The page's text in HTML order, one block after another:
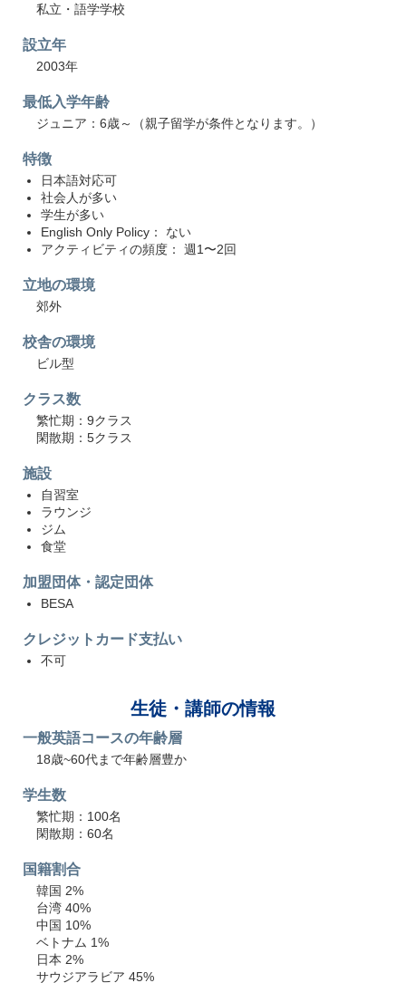
私立・語学学校
設立年
2003年
最低入学年齢
ジュニア：6歳～（親子留学が条件となります。）
特徴
日本語対応可
社会人が多い
学生が多い
English Only Policy： ない
アクティビティの頻度： 週1〜2回
立地の環境
郊外
校舎の環境
ビル型
クラス数
繁忙期：9クラス
閑散期：5クラス
施設
自習室
ラウンジ
ジム
食堂
加盟団体・認定団体
BESA
クレジットカード支払い
不可
生徒・講師の情報
一般英語コースの年齢層
18歳~60代まで年齢層豊か
学生数
繁忙期：100名
閑散期：60名
国籍割合
韓国 2%
台湾 40%
中国 10%
ベトナム 1%
日本 2%
サウジアラビア 45%